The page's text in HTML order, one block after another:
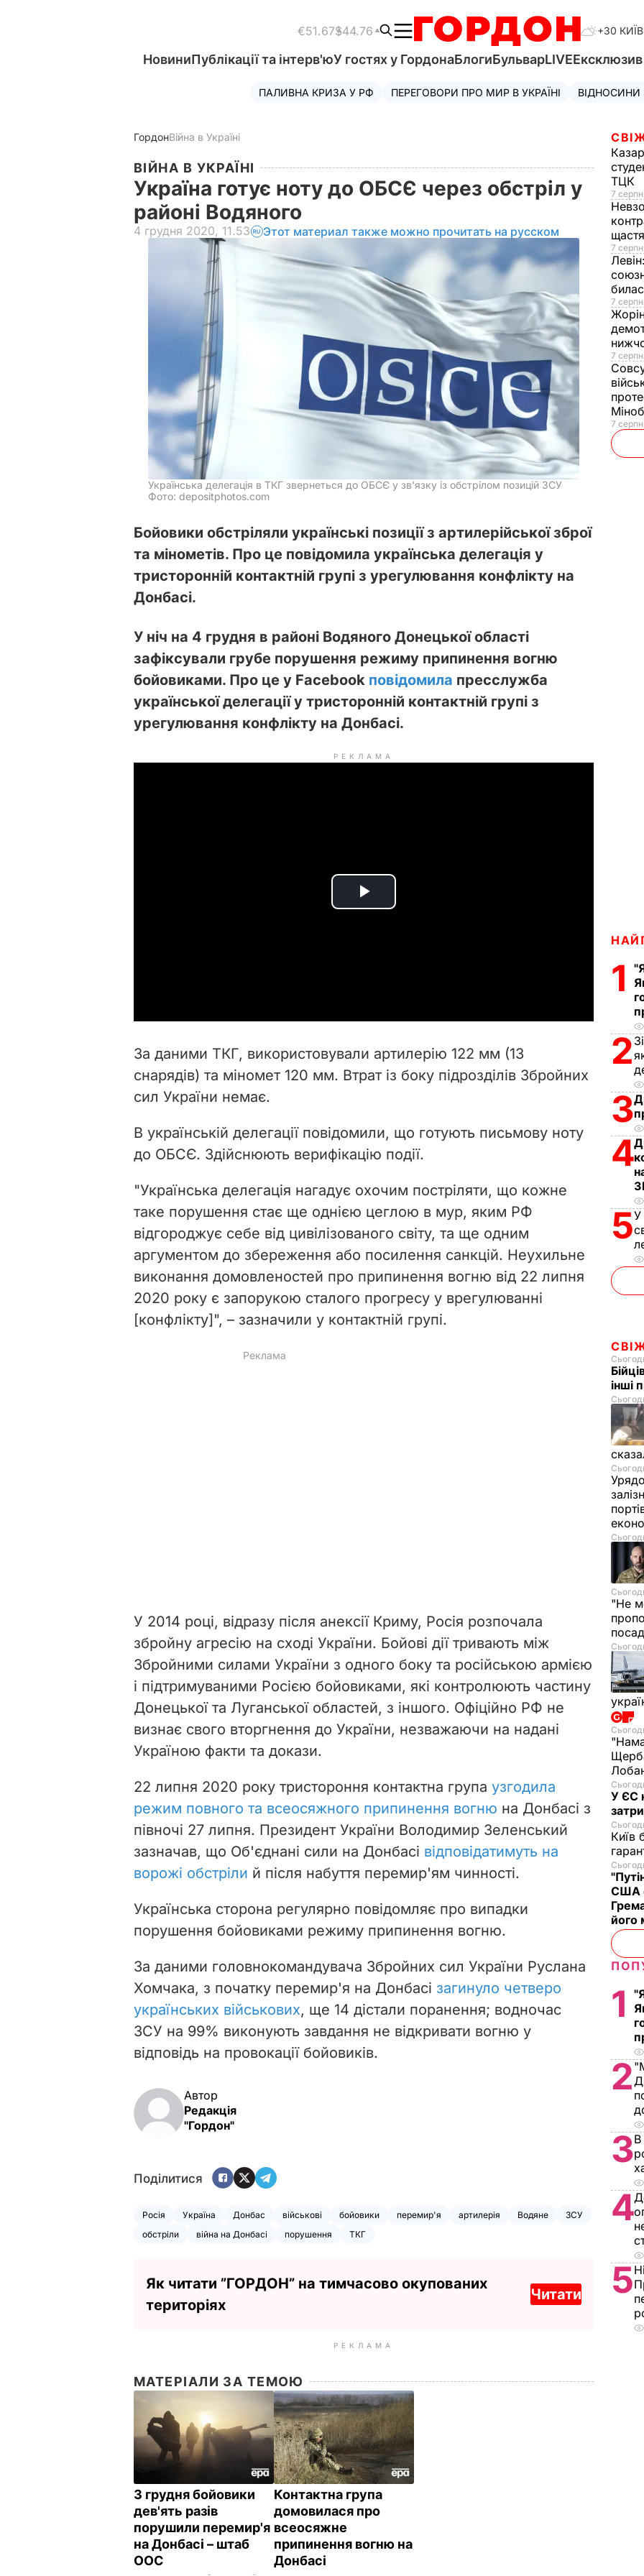
€51.67$44.76 +30 КИЇВ
НовиниПублікації та інтерв'юУ гостях у ГордонаБлогиБульварLIVEЕксклюзив
ПАЛИВНА КРИЗА У РФ ПЕРЕГОВОРИ ПРО МИР В УКРАЇНІ
ГордонВійна в Україні
ВІЙНА В УКРАЇНІ
Україна готує ноту до ОБСЄ через обстріл у
районі Водяного
4 грудня 2020, 11.53 Этот материал также можно прочитать на русском
Українська делегація в ТКГ звернеться до ОБСЄ у зв'язку із обстрілом позицій ЗСУ
Фото: depositphotos.com
Бойовики обстріляли українські позиції з артилерійської зброї
та мінометів. Про це повідомила українська делегація у
тристоронній контактній групі з урегулювання конфлікту на
Донбасі.
У ніч на 4 грудня в районі Водяного Донецької області
зафіксували грубе порушення режиму припинення вогню
бойовиками. Про це у Facebook повідомила пресслужба
української делегації у тристоронній контактній групі з
урегулювання конфлікту на Донбасі.
РЕКЛАМА
P
i
e
o
За даними ТКГ, використовували артилерію 122 мм (13
снарядів) та міномет 120 мм. Втрат із боку підрозділів Збройних
сил України немає.
В українській делегації повідомили, що готують письмову ноту
до ОБСЄ. Здійснюють верифікацію події.
"Українська делегація нагадує охочим постріляти, що кожне
таке порушення стає ще однією цеглою в мур, яким РФ
відгороджує себе від цивілізованого світу, та ще одним
аргументом до збереження або посилення санкцій. Неухильне
виконання домовленостей про припинення вогню від 22 липня
2020 року є запорукою сталого прогресу у врегулюванні
[конфлікту]", – зазначили у контактній групі.
У 2014 році, відразу після анексії Криму, Росія розпочала
збройну агресію на сході України. Бойові дії тривають між
Збройними силами України з одного боку та російською армією
і підтримуваними Росією бойовиками, які контролюють частину
Донецької та Луганської областей, з іншого. Офіційно РФ не
визнає свого вторгнення до України, незважаючи на надані
Україною факти та докази.
22 липня 2020 року тристороння контактна група узгодила
режим повного та всеосяжного припинення вогню на Донбасі з
півночі 27 липня. Президент України Володимир Зеленський
зазначав, що Об'єднані сили на Донбасі відповідатимуть на
ворожі обстріли й після набуття перемир'ям чинності.
Українська сторона регулярно повідомляє про випадки
порушення бойовиками режиму припинення вогню.
За даними головнокомандувача Збройних сил України Руслана
Хомчака, з початку перемир'я на Донбасі загинуло четверо
українських військових, ще 14 дістали поранення; водночас
ЗСУ на 99% виконують завдання не відкривати вогню у
відповідь на провокації бойовиків.
Автор
Редакція
"Гордон"
Поділитися
Росія Україна Донбас військові бойовики перемир'я артилерія Водяне
ЗСУ
обстріли
війна на Донбасі порушення ТКГ
Як читати ”ГОРДОН” на тимчасово окупованих
територіях
Читати
РЕКЛАМА
МАТЕРІАЛИ ЗА ТЕМОЮ
3 грудня бойовики
дев'ять разів
порушили перемир'я
на Донбасі – штаб
ООС
Контактна група
домовилася про
всеосяжне
припинення вогню на
Донбасі
ТЦК
7
щастя
7
Левін:
7
7
7
1
2
3
4
5У
інші
"Не
У ЄС
Київ
США
його
1
2
3В
4
5